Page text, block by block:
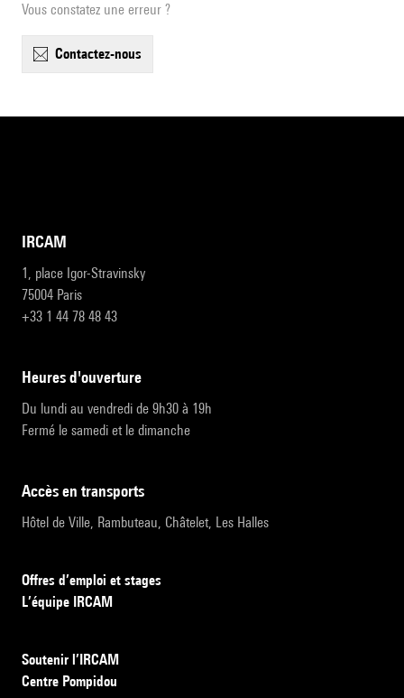
Vous constatez une erreur ?
contactez-nous
IRCAM
1, place Igor-Stravinsky
75004 Paris
+33 1 44 78 48 43
heures d'ouverture
Du lundi au vendredi de 9h30 à 19h
Fermé le samedi et le dimanche
accès en transports
Hôtel de Ville, Rambuteau, Châtelet, Les Halles
Offres d’emploi et stages
L’équipe IRCAM
Soutenir l’IRCAM
Centre Pompidou